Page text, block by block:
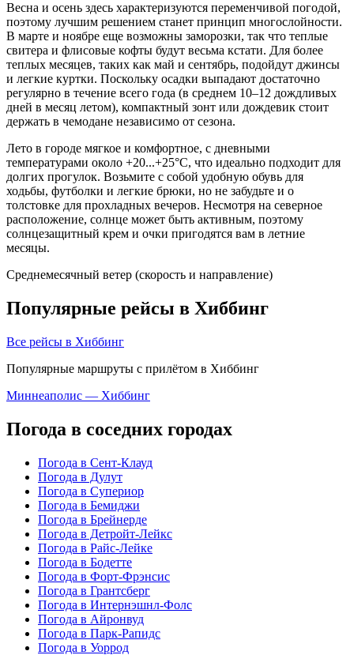
Весна и осень здесь характеризуются переменчивой погодой,
поэтому лучшим решением станет принцип многослойности.
В марте и ноябре еще возможны заморозки, так что теплые
свитера и флисовые кофты будут весьма кстати. Для более
теплых месяцев, таких как май и сентябрь, подойдут джинсы
и легкие куртки. Поскольку осадки выпадают достаточно
регулярно в течение всего года (в среднем 10–12 дождливых
дней в месяц летом), компактный зонт или дождевик стоит
держать в чемодане независимо от сезона.
Лето в городе мягкое и комфортное, с дневными
температурами около +20...+25°C, что идеально подходит для
долгих прогулок. Возьмите с собой удобную обувь для
ходьбы, футболки и легкие брюки, но не забудьте и о
толстовке для прохладных вечеров. Несмотря на северное
расположение, солнце может быть активным, поэтому
солнцезащитный крем и очки пригодятся вам в летние
месяцы.
Среднемесячный ветер (скорость и направление)
Популярные рейсы в Хиббинг
Все рейсы в Хиббинг
Популярные маршруты с прилётом в Хиббинг
Миннеаполис — Хиббинг
Погода в соседних городах
Погода в Сент-Клауд
Погода в Дулут
Погода в Супериор
Погода в Бемиджи
Погода в Брейнерде
Погода в Детройт-Лейкс
Погода в Райс-Лейке
Погода в Бодетте
Погода в Форт-Фрэнсис
Погода в Грантсберг
Погода в Интернэшнл-Фолс
Погода в Айронвуд
Погода в Парк-Рапидс
Погода в Уоррод